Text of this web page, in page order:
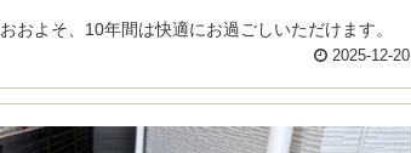
人工芝をご用命いただきました。 おおよそ、10年間は快適にお過ごしいただけます。
2025-12-20